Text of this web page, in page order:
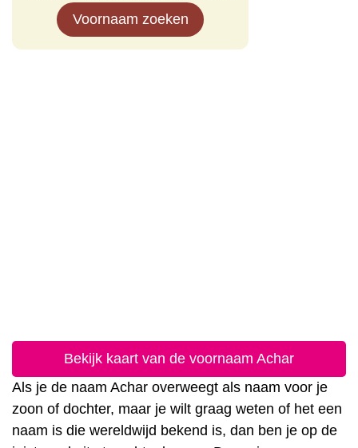
Voornaam zoeken
Bekijk kaart van de voornaam Achar
Als je de naam Achar overweegt als naam voor je
zoon of dochter, maar je wilt graag weten of het een
naam is die wereldwijd bekend is, dan ben je op de